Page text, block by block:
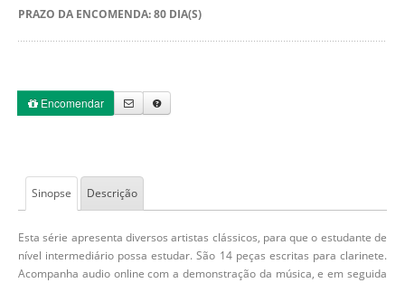
PRAZO DA ENCOMENDA: 80 DIA(S)
Encomendar
Sinopse Descrição
Esta série apresenta diversos artistas clássicos, para que o estudante de
nível intermediário possa estudar. São 14 peças escritas para clarinete.
Acompanha audio online com a demonstração da música, e em seguida